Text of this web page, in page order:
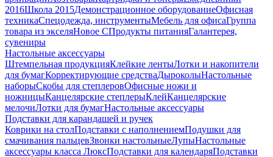
2016Школа 2015Демонстрационное оборудованиеОфисная
техникаСпецодежда, инструментыМебель для офисаГруппа
товара из экселяНовое СПродукты питанияГалантерея,
сувениры
Настольные аксессуары
Штемпельная продукцияКлейкие лентыЛотки и накопители
для бумагКорректирующие средстваДыроколыНастольные
наборыСкобы для степлеровОфисные ножи и
ножницыКанцелярские степлерыКлейКанцелярские
мелочиЛотки для бумагНастольные аксессуары
Подставки для карандашей и ручек
Коврики на столПодставки с наполнениемПодушки для
смачивания пальцевЗвонки настольныеЛупыНастольные
аксессуары класса ЛюксПодставки для календаряПодставки